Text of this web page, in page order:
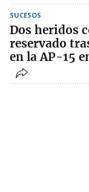
SUCESOS
Dos heridos
reservado
en la AP-15